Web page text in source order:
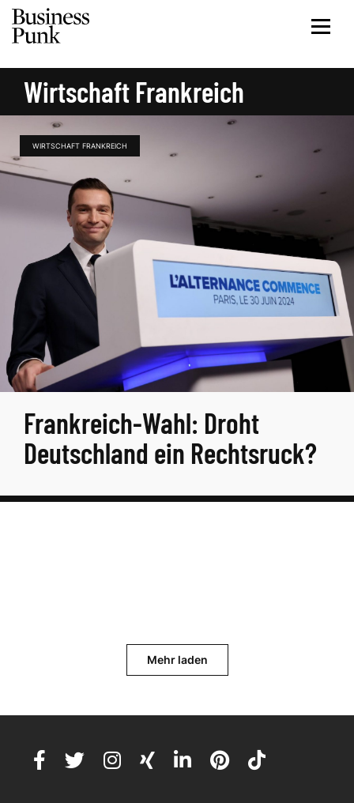
Wirtschaft Frankreich
WIRTSCHAFT FRANKREICH
Frankreich-Wahl: Droht
Deutschland ein Rechtsruck?
Mehr laden